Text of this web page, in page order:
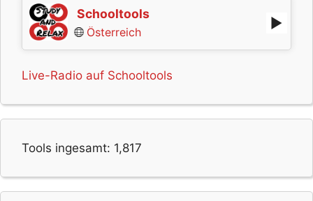
Schooltools
Österreich
Live-Radio auf Schooltools
Tools ingesamt: 1,817